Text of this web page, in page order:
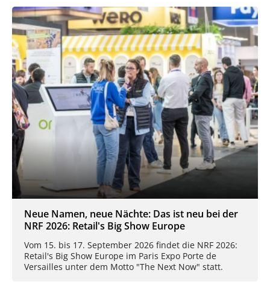
Neue Namen, neue Nächte: Das ist neu bei der
NRF 2026: Retail's Big Show Europe
Vom 15. bis 17. September 2026 findet die NRF 2026:
Retail's Big Show Europe im Paris Expo Porte de
Versailles unter dem Motto "The Next Now" statt.